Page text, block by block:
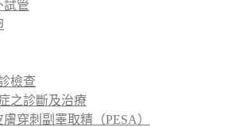
試管
檢查
之診斷及治療
膚穿刺副睪取精（PESA）